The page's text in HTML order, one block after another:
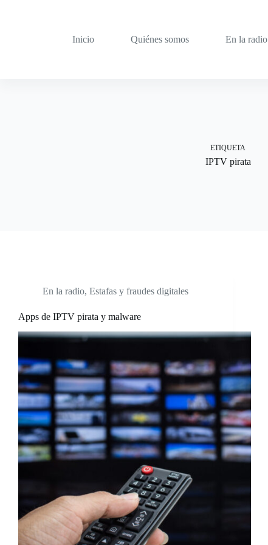
Inicio
Quiénes somos En la radio
ETIQUETA
IPTV pirata
En la radio, Estafas y fraudes digitales
Apps de IPTV pirata y malware